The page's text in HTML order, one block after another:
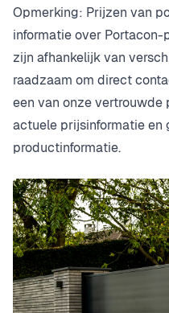
Opmerking: Prijzen van
informatie over
zijn afhankelijk van
raadzaam om direct
een van onze vertrouwde
actuele prijsinformatie en
productinformatie.